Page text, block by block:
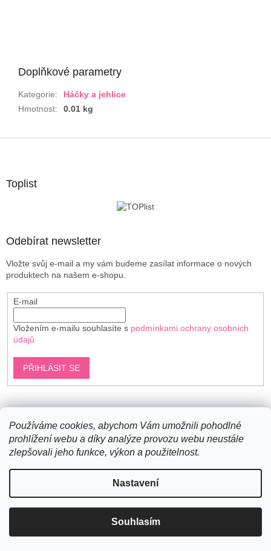
Používáme cookies, abychom Vám umožnili pohodlné
prohlížení webu a díky analýze provozu webu neustále
zlepšovali jeho funkce, výkon a použitelnost.
Nastavení
Souhlasím
Doplňkové parametry
Kategorie:
Háčky a jehlice
Hmotnost: 0.01 kg
Toplist
Odebírat newsletter
Vložte svůj e-mail a my vám budeme zasílat informace o nových
produktech na našem e-shopu.
E-mail
Vložením e-mailu souhlasíte s podmínkami ochrany osobních
údajů
PŘIHLÁSIT SE
Copyright 2026Bavlněné šňůry. Všechna práva vyhrazena.
Upravit nastavení cookies